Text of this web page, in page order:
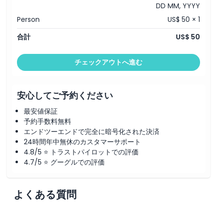
場所
キャンセルポリシー
DD MM, YYYY
Person
US$ 50 × 1
合計
US$ 50
チェックアウトへ進む
安心してご予約ください
最安値保証
予約手数料無料
エンドツーエンドで完全に暗号化された決済
24時間年中無休のカスタマーサポート
4.8/5 ⭐ トラストパイロットでの評価
4.7/5 ⭐ グーグルでの評価
よくある質問